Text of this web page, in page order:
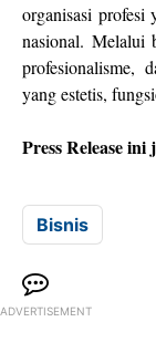
organisasi profesi
nasional. Melalui
profesionalisme,
yang estetis,
Press Release
Bisnis
ADVERTISEMENT